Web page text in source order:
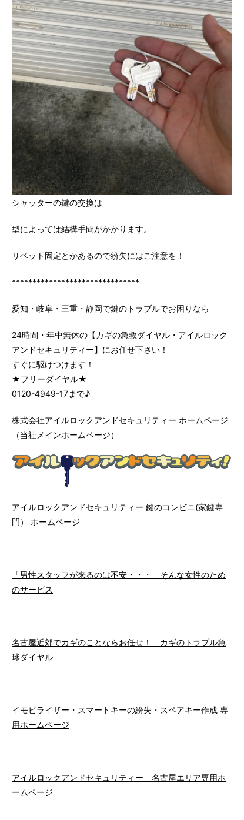
シャッターの鍵の交換は
型によっては結構手間がかかります。
リベット固定とかあるので紛失にはご注意を！
*******************************
愛知・岐阜・三重・静岡で鍵のトラブルでお困りなら
24時間・年中無休の【カギの急救ダイヤル・アイルロック
アンドセキュリティー】にお任せ下さい！
すぐに駆けつけます！
★フリーダイヤル★
0120-4949-17まで♪
株式会社アイルロックアンドセキュリティー ホームページ
（当社メインホームページ）
アイルロックアンドセキュリティー 鍵のコンビニ(家鍵専
門） ホームページ
「男性スタッフが来るのは不安・・・」そんな女性のため
のサービス
名古屋近郊でカギのことならお任せ！ カギのトラブル急
球ダイヤル
イモビライザー・スマートキーの紛失・スペアキー作成 専
用ホームページ
アイルロックアンドセキュリティー 名古屋エリア専用ホ
ームページ